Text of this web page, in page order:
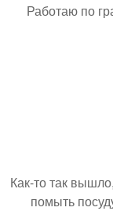
Работаю по
Как-то так
помыть